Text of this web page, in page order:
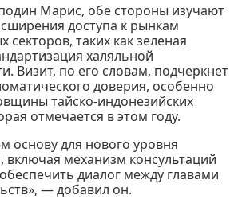
Марис, обе стороны изучают
доступа к рынкам
секторов, таких как зеленая
халяльной
Визит, по его словам, подчеркнет
доверия, особенно
тайско-индонезийских
отмечается в этом году.
основу для нового уровня
включая механизм консультаций
диалог между главами
— добавил он.